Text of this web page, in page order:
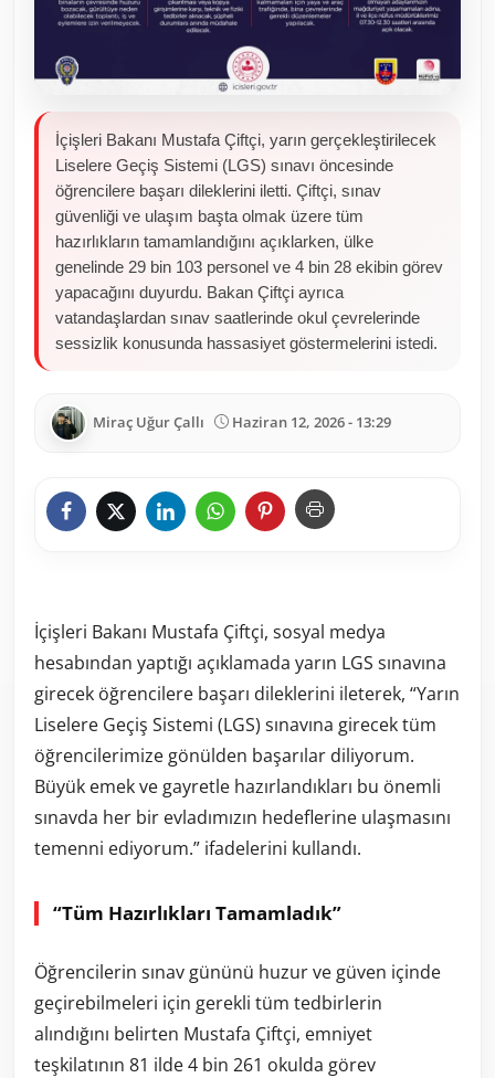
İçişleri Bakanı Mustafa Çiftçi, yarın gerçekleştirilecek
Liselere Geçiş Sistemi (LGS) sınavı öncesinde
öğrencilere başarı dileklerini iletti. Çiftçi, sınav
güvenliği ve ulaşım başta olmak üzere tüm
hazırlıkların tamamlandığını açıklarken, ülke
genelinde 29 bin 103 personel ve 4 bin 28 ekibin görev
yapacağını duyurdu. Bakan Çiftçi ayrıca
vatandaşlardan sınav saatlerinde okul çevrelerinde
sessizlik konusunda hassasiyet göstermelerini istedi.
Miraç Uğur Çallı Haziran 12, 2026 - 13:29
İçişleri Bakanı Mustafa Çiftçi, sosyal medya
hesabından yaptığı açıklamada yarın LGS sınavına
girecek öğrencilere başarı dileklerini ileterek, “Yarın
Liselere Geçiş Sistemi (LGS) sınavına girecek tüm
öğrencilerimize gönülden başarılar diliyorum.
Büyük emek ve gayretle hazırlandıkları bu önemli
sınavda her bir evladımızın hedeflerine ulaşmasını
temenni ediyorum.” ifadelerini kullandı.
“Tüm Hazırlıkları Tamamladık”
Öğrencilerin sınav gününü huzur ve güven içinde
geçirebilmeleri için gerekli tüm tedbirlerin
alındığını belirten Mustafa Çiftçi, emniyet
teşkilatının 81 ilde 4 bin 261 okulda görev